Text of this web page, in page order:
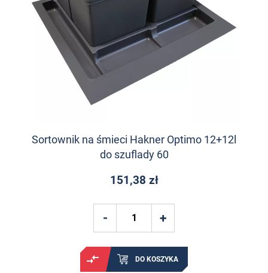
Sortownik na śmieci Hakner Optimo 12+12l
do szuflady 60
151,38 zł
DO KOSZYKA